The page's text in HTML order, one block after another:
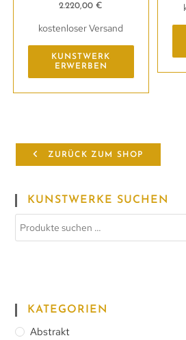
2.220,00€
kostenloser Versand
KUNSTWERK
ERWERBEN
ZURÜCK ZUM SHOP
KUNSTWERKE SUCHEN
KATEGORIEN
Abstrakt